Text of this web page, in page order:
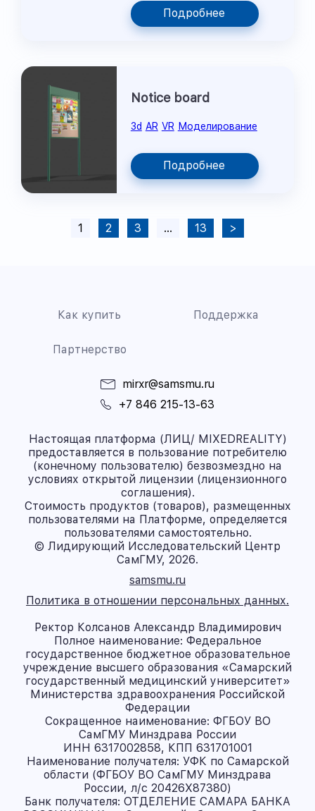
Подробнее
Notice board
3d AR VR Моделирование
Подробнее
1 2 3 … 13 >
Как купить Поддержка
Партнерство
mirxr@samsmu.ru
+7 846 215-13-63
Настоящая платформа (ЛИЦ/ MIXEDREALITY)
предоставляется в пользование потребителю
(конечному пользователю) безвозмездно на
условиях открытой лицензии (лицензионного
соглашения).
Стоимость продуктов (товаров), размещенных
пользователями на Платформе, определяется
пользователями самостоятельно.
© Лидирующий Исследовательский Центр
СамГМУ, 2026.
samsmu.ru
Политика в отношении персональных данных.
Ректор Колсанов Александр Владимирович
Полное наименование: Федеральное
государственное бюджетное образовательное
учреждение высшего образования «Самарский
государственный медицинский университет»
Министерства здравоохранения Российской
Федерации
Сокращенное наименование: ФГБОУ ВО
СамГМУ Минздрава России
ИНН 6317002858, КПП 631701001
Наименование получателя: УФК по Самарской
области (ФГБОУ ВО СамГМУ Минздрава
России, л/с 20426X87380)
Банк получателя: ОТДЕЛЕНИЕ САМАРА БАНКА